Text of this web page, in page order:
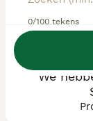
0/100 tekens
We